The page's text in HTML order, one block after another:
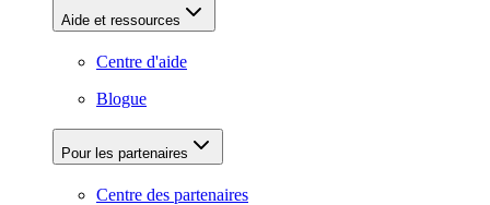
Aide et ressources
Centre d'aide
Blogue
Pour les partenaires
Centre des partenaires